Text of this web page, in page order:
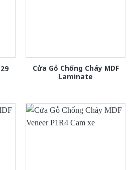
Cửa Gỗ Chống Cháy MDF
Laminate